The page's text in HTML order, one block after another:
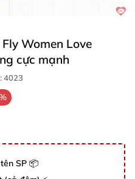
Women Love
cực mạnh
4023
SP 📦